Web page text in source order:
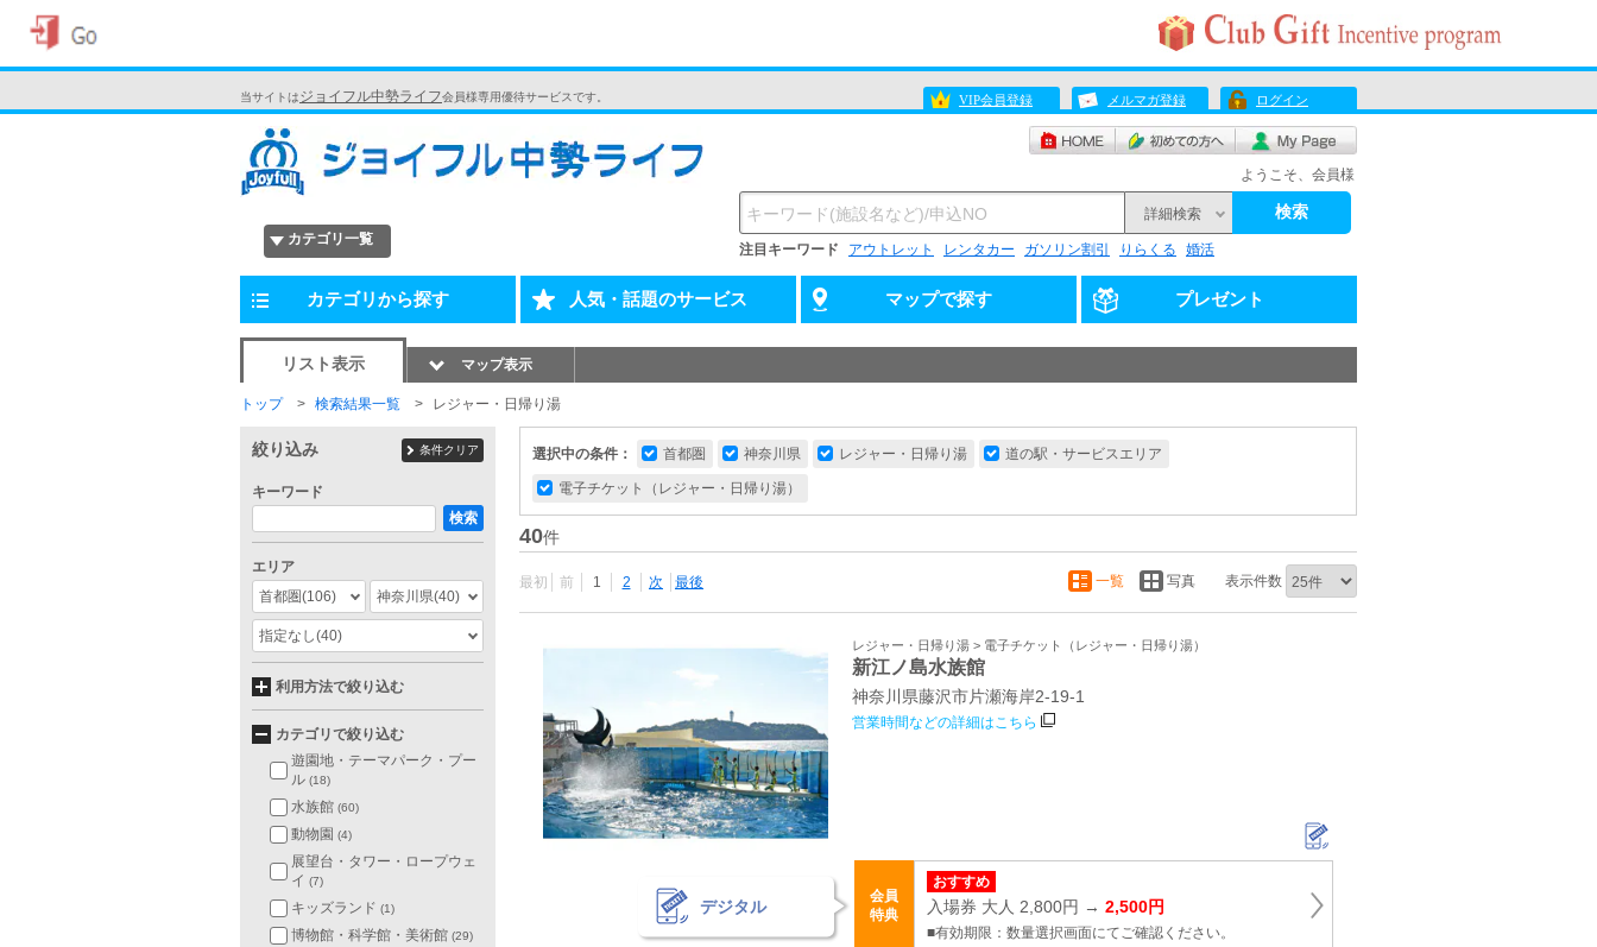
当サイトはジョイフル中勢ライフ会員様専用優待サービスです。 VIP会員登録 メルマガ登録 ログイン
ようこそ、会員様
カテゴリ一覧
詳細検索 検索
注目キーワード アウトレット レンタカー ガソリン割引 りらくる 婚活
カテゴリから探す 人気・話題のサービス マップで探す プレゼント
リスト表示 マップ表示
トップ 検索結果一覧 レジャー・日帰り湯
選択中の条件： 首都圏 神奈川県 レジャー・日帰り湯 道の駅・サービスエリア
電子チケット（レジャー・日帰り湯）
40件
最初 前 1 2 次 最後 一覧 写真 表示件数
レジャー・日帰り湯 > 電子チケット（レジャー・日帰り湯）
新江ノ島水族館
神奈川県藤沢市片瀬海岸2‐19‐1
営業時間などの詳細はこちら
デジタル
会員
特典
おすすめ
入場券 大人 2,800円 → 2,500円
■有効期限：数量選択画面にてご確認ください。
絞り込み 条件クリア
キーワード
検索
エリア
首都圏(106) 神奈川県(40)
指定なし(40)
利用方法で絞り込む
カテゴリで絞り込む
遊園地・テーマパーク・プー
ル (18)
水族館 (60)
動物園 (4)
展望台・タワー・ロープウェ
イ (7)
キッズランド (1)
博物館・科学館・美術館 (29)